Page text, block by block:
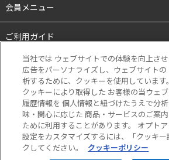
会員メニュー
ご利用ガイド
リンク
当サイトの表示価格は個別に税込・税
当社では ウェブサイトでの体験を向上さ
広告をパーソナライズし、ウェブサイト
析するために、クッキーを使用しています
クッキーにより取得した お客様の当ウェ
履歴情報を 個人情報と紐づけたうえで分
味・関心に応じた 商品・サービスのご案
ために利用することがあります。 オプト
設定をカスタマイズするには、「クッキー
クしてください。
クッキーポリシー